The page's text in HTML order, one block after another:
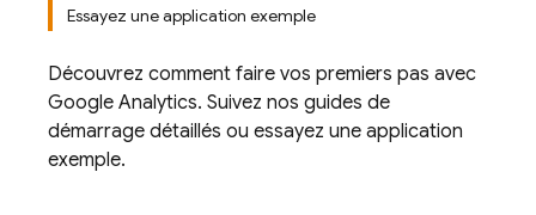
Essayez une application exemple
Découvrez comment faire vos premiers pas avec
Google Analytics. Suivez nos guides de
démarrage détaillés ou essayez une application
exemple.